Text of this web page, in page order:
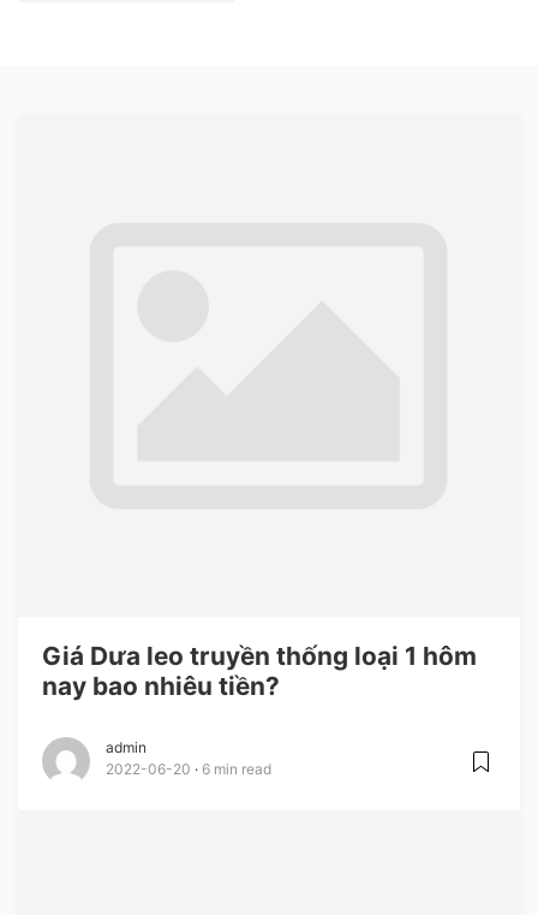
Giá Dưa leo truyền thống loại 1 hôm
nay bao nhiêu tiền?
admin
2022-06-20
6 min read